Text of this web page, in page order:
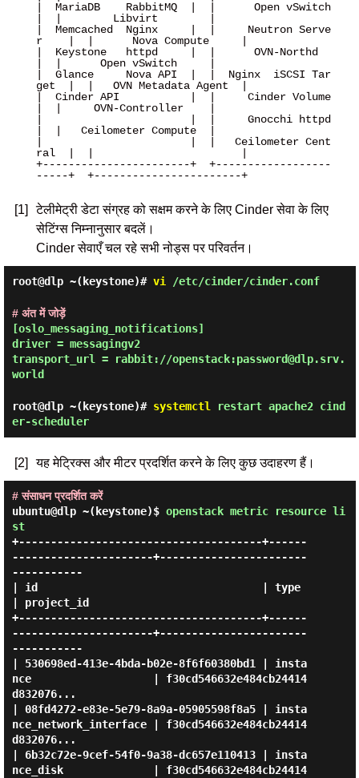
|  MariaDB    RabbitMQ  |  |      Open vSwitch
|  |        Libvirt        |
|  Memcached  Nginx     |  |     Neutron Serve
r    |  |      Nova Compute     |
|  Keystone   httpd     |  |      OVN-Northd
|  |      Open vSwitch     |
|  Glance     Nova API  |  |  Nginx  iSCSI Tar
get  |  |   OVN Metadata Agent  |
|  Cinder API           |  |     Cinder Volume
|  |     OVN-Controller    |
|                       |  |     Gnocchi httpd
|  |   Ceilometer Compute  |
|                       |  |   Ceilometer Cent
ral  |  |                       |
+-----------------------+  +------------------
-----+  +-----------------------+
[1]
टेलीमेट्री डेटा संग्रह को सक्षम करने के लिए Cinder सेवा के लिए
सेटिंग्स निम्नानुसार बदलें।
Cinder सेवाएँ चल रहे सभी नोड्स पर परिवर्तन।
root@dlp ~(keystone)# vi /etc/cinder/cinder.conf
# अंत में जोड़ें
[oslo_messaging_notifications]
driver = messagingv2
transport_url = rabbit://openstack:password@dlp.srv.
world
root@dlp ~(keystone)# systemctl restart apache2 cind
er-scheduler
[2] यह मेट्रिक्स और मीटर प्रदर्शित करने के लिए कुछ उदाहरण हैं।
# संसाधन प्रदर्शित करें
ubuntu@dlp ~(keystone)$ openstack metric resource li
st
+--------------------------------------+------
----------------------+-----------------------
-----------
| id                                   | type
| project_id
+--------------------------------------+------
----------------------+-----------------------
-----------
| 530698ed-413e-4bda-b02e-8f6f60380bd1 | insta
nce                   | f30cd546632e484cb24414
d832076...
| 08fd4272-e83e-5e79-8a9a-05905598f8a5 | insta
nce_network_interface | f30cd546632e484cb24414
d832076...
| 6b32c72e-9cef-54f0-9a38-dc657e110413 | insta
nce_disk              | f30cd546632e484cb24414